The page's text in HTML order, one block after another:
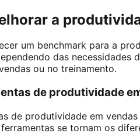
a
um benchmark para a
das
ou no treinamento.
de produtividade
de produtividade em
se tornam os